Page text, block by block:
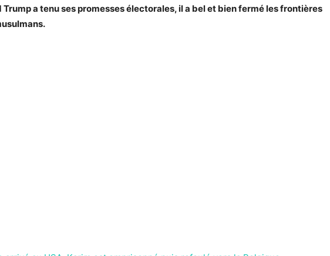
Trump a tenu ses promesses électorales, il a bel et bien fermé les frontières